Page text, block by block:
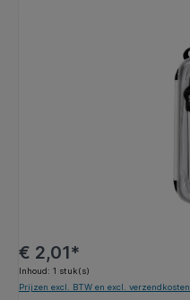
€ 2,01*
Inhoud: 1 stuk(s)
Prijzen excl. BTW en excl. verzendkosten